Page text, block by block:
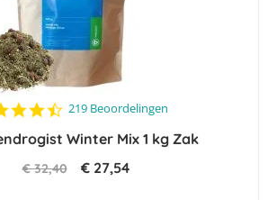
4.5
rating
219 Beoordelingen
Winter Mix 1 kg Zak
€ 32,40 € 27,54